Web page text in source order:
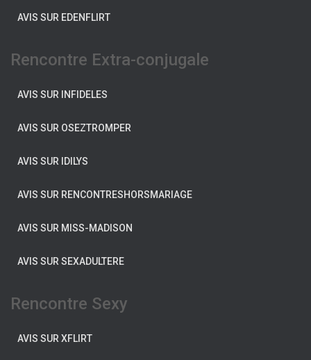
AVIS SUR EDENFLIRT
Rencontre Extra-conjugale
AVIS SUR INFIDELES
AVIS SUR OSEZTROMPER
AVIS SUR IDILYS
AVIS SUR RENCONTRESHORSMARIAGE
AVIS SUR MISS-MADISON
AVIS SUR SEXADULTERE
Rencontre Sexy
AVIS SUR XFLIRT